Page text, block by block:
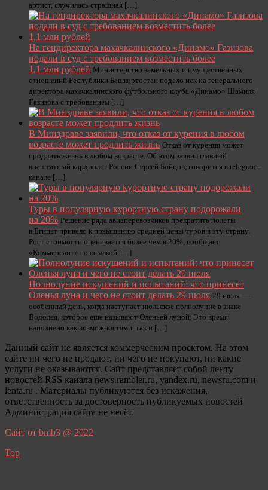
артист, случилась страшная […]
На гендиректора махачкалинского «Динамо» Газизова
подали в суд с требованием возместить более
1,1 млн рублей Министерство земельных и имущественных
отношений Республики Башкортостан подало иск на генерального
директора махачкалинского футбольного клуба «Динамо» Шамиля
Газизова с требованием […]
В Минздраве заявили, что отказ от курения в любом
возрасте может продлить жизнь Отказ от курения может
продлить жизнь в любом возрасте. Об этом заявил главный
внештатный кардиолог России Сергей Бойцов, говорится в telegram-
канале […]
Туры в популярную курортную страну подорожали
на 20% Решение ряда авиаперевозчиков прекратить полеты
в Египет привело к повышению средней цены туров в эту страну.
Рост стоимости оценивается более чем в 20%, сообщает
«Коммерсант» со ссылкой […]
Полнолуние искушений и испытаний: что принесет
Оленья луна и чего не стоит делать 29 июля 29 июля —
особенный день, когда наступает июльское полнолуние в знаке
Водолея, которое еще называют Оленьей луной. Это время
наполнено как возможностями, так и […]
Данный сайт не является коммерческим проектом. На этом
сайте ни чего не продают, ни чего не покупают, ни какие
услуги не оказываются. Сайт представляет собой ленту
новостей RSS канала news.rambler.ru, yandex.ru, newsru.com и
lenta.ru . Материалы публикуются без искажения,
ответственность за достоверность публикуемых новостей
Администрация сайта не несёт.
Сайт от bmb3 @ 2022
Top